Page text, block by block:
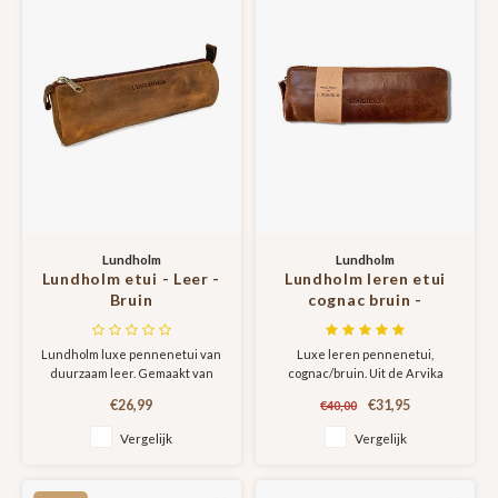
Lundholm
Lundholm etui - Leer -
Bruin
Lundholm luxe pennenetui van
duurzaam leer. Gemaakt van
geschikt voor het opbergen en
potloden.
€26,99
Vergelijk
Lundholm
Lundholm leren etui
cognac bruin -
Lundholm Arvika serie
etuis
Luxe leren pennenetui,
cognac/bruin. Uit de Arvika
€40,00
€31,95
Vergelijk